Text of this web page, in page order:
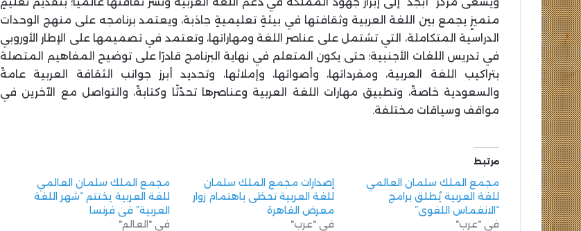
متميزٍ يجمع بين اللغة العربية وثقافتها في بيئةٍ تعليميةٍ جاذبة، ويعتمد برنامجه على منهج الوحدات
الدراسية المتكاملة، التي تشتمل على عناصر اللغة ومهاراتها، وتعتمد في تصميمها على الإطار الأوروبي
في تدريس اللغات الأجنبية؛ حتى يكون المتعلم في نهاية البرنامج قادرًا على توضيح المفاهيم المتصلة
بتراكيب اللغة العربية، ومفرداتها، وأصواتها، وإملائها، وتحديد أبرز جوانب الثقافة العربية عامةً
والسعودية خاصةً، وتطبيق مهارات اللغة العربية وعناصرها تحدّثًا وكتابةً، والتواصل مع الآخرين في
مواقف وسياقات مختلفة.
مرتبط
مجمع الملك سلمان العالمي
للغة العربية يُطلق برامج
“الانغماس اللغوي”
في "عرب"
إصدارات مجمع الملك سلمان
للغة العربية تحظى باهتمام زوار
معرض القاهرة
في "عرب"
مجمع الملك سلمان العالمي
للغة العربية يختتم “شهر اللغة
العربية” في فرنسا
في "العالم"